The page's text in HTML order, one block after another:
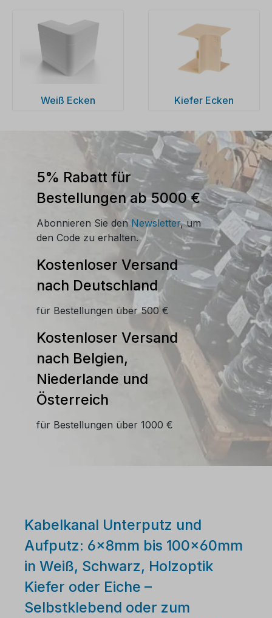
Weiß Ecken Kiefer Ecken
5% Rabatt für
Bestellungen ab 5000 €
Abonnieren Sie den Newsletter, um
den Code zu erhalten.
Kostenloser Versand
nach Deutschland
für Bestellungen über 500 €
Kostenloser Versand
nach Belgien,
Niederlande und
Österreich
für Bestellungen über 1000 €
Kabelkanal Unterputz und
Aufputz: 6x8mm bis 100x60mm
in Weiß, Schwarz, Holzoptik
Kiefer oder Eiche –
Selbstklebend oder zum